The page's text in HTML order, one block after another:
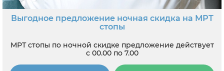
Выгодное предложение ночная скидка на МРТ
стопы
МРТ стопы по ночной скидке предложение действует
с 00.00 по 7.00